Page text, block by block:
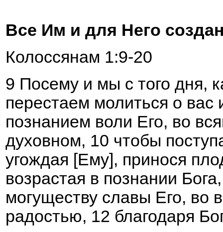
Все Им и для Него
Колоссянам 1:9-20
9 Посему и мы с того дня,
перестаем молиться о вас
познанием воли Его, во
духовном, 10 чтобы
угождая [Ему], принося
возрастая в познании
могуществу славы Его, во
радостью, 12 благодаря